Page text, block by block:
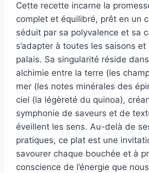
Cette recette incarne la
complet et équilibré, prêt en un
séduit par sa polyvalence et sa
s’adapter à toutes les saisons et
palais. Sa singularité réside
alchimie entre la terre (les
mer (les notes minérales des
ciel (la légèreté du quinoa),
symphonie de saveurs et de
éveillent les sens. Au-delà de
pratiques, ce plat est une
savourer chaque bouchée et à
conscience de l’énergie que